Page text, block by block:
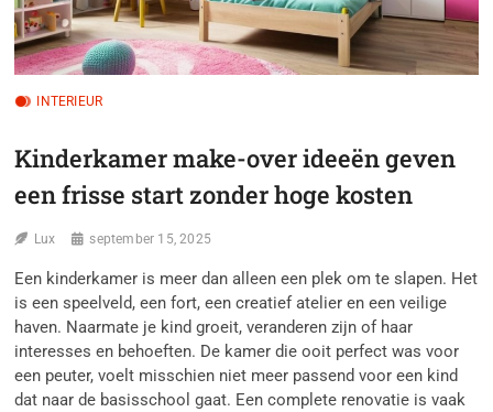
INTERIEUR
Kinderkamer make-over ideeën geven
een frisse start zonder hoge kosten
Lux september 15, 2025
Een kinderkamer is meer dan alleen een plek om te slapen. Het
is een speelveld, een fort, een creatief atelier en een veilige
haven. Naarmate je kind groeit, veranderen zijn of haar
interesses en behoeften. De kamer die ooit perfect was voor
een peuter, voelt misschien niet meer passend voor een kind
dat naar de basisschool gaat. Een complete renovatie is vaak